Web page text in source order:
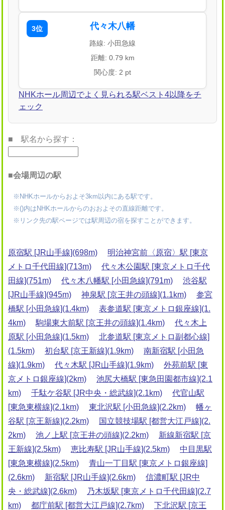
3位 代々木八幡
路線: 小田急線
距離: 0.79 km
関心度: 2 pt
NHKホール周辺でよく見られる駅ベスト4以降をチ
ェック
■ 駅名から探す：
■会場周辺の駅
※NHKホールからおよそ3km以内にある駅です。
※()内はNHKホールからのおおよその直線距離です。
※リンク先の駅ページでは駅周辺の宿を探すことができます。
原宿駅 [JR山手線](698m)
明治神宮前〈原宿〉駅 [東京
メトロ千代田線](713m)
代々木公園駅 [東京メトロ千代
田線](751m)
代々木八幡駅 [小田急線](791m)
渋谷駅
[JR山手線](945m)
神泉駅 [京王井の頭線](1.1km)
参宮
橋駅 [小田急線](1.4km)
表参道駅 [東京メトロ銀座線](1.
4km)
駒場東大前駅 [京王井の頭線](1.4km)
代々木上
原駅 [小田急線](1.5km)
北参道駅 [東京メトロ副都心線]
(1.5km)
初台駅 [京王新線](1.9km)
南新宿駅 [小田急
線](1.9km)
代々木駅 [JR山手線](1.9km)
外苑前駅 [東
京メトロ銀座線](2km)
池尻大橋駅 [東急田園都市線](2.1
km)
千駄ケ谷駅 [JR中央・総武線](2.1km)
代官山駅
[東急東横線](2.1km)
東北沢駅 [小田急線](2.2km)
幡ヶ
谷駅 [京王新線](2.2km)
国立競技場駅 [都営大江戸線](2.
2km)
池ノ上駅 [京王井の頭線](2.2km)
新線新宿駅 [京
王新線](2.5km)
恵比寿駅 [JR山手線](2.5km)
中目黒駅
[東急東横線](2.5km)
青山一丁目駅 [東京メトロ銀座線]
(2.6km)
新宿駅 [JR山手線](2.6km)
信濃町駅 [JR中
央・総武線](2.6km)
乃木坂駅 [東京メトロ千代田線](2.7
km)
都庁前駅 [都営大江戸線](2.7km)
下北沢駅 [京王